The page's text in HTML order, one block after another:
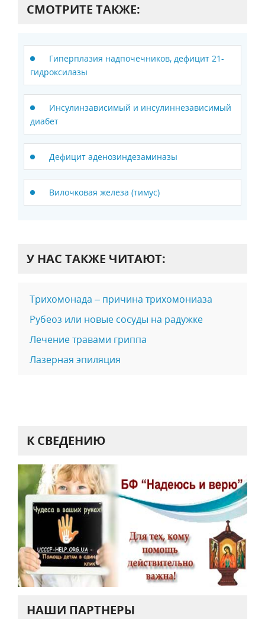
СМОТРИТЕ ТАКЖЕ:
Гиперплазия надпочечников, дефицит 21-
гидроксилазы
Инсулинзависимый и инсулиннезависимый
диабет
Дефицит аденозиндезаминазы
Вилочковая железа (тимус)
У НАС ТАКЖЕ ЧИТАЮТ:
Трихомонада – причина трихомониаза
Рубеоз или новые сосуды на радужке
Лечение травами гриппа
Лазерная эпиляция
К СВЕДЕНИЮ
НАШИ ПАРТНЕРЫ